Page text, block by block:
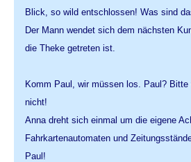
Blick, so wild entschlossen! Was sind
Der Mann wendet sich dem nächsten
die Theke getreten ist.
Komm Paul, wir müssen los. Paul?
nicht!
Anna dreht sich einmal um die eigene
Fahrkartenautomaten und
Paul!